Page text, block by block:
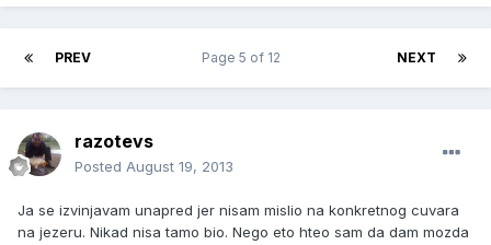
PREV NEXT
Page 5 of 12
razotevs
Posted August 19, 2013
Ja se izvinjavam unapred jer nisam mislio na konkretnog cuvara
na jezeru. Nikad nisa tamo bio. Nego eto hteo sam da dam mozda